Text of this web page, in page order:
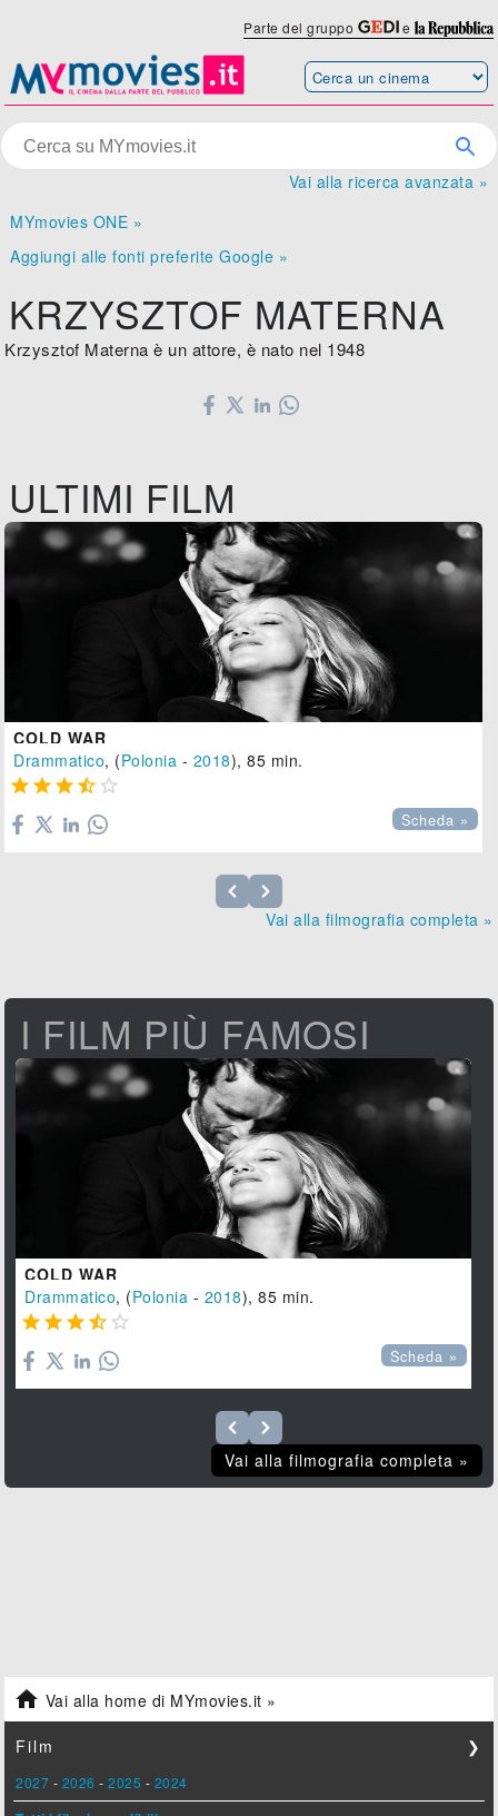
Parte del gruppo e
Vai alla ricerca avanzata »
MYmovies ONE »
Aggiungi alle fonti preferite Google »
KRZYSZTOF MATERNA
Krzysztof Materna è un attore, è nato nel 1948
ULTIMI FILM
COLD WAR
Drammatico, (Polonia - 2018), 85 min.
    
Scheda »
Vai alla filmografia completa »
I FILM PIÙ FAMOSI
COLD WAR
Drammatico, (Polonia - 2018), 85 min.
    
Scheda »
Vai alla filmografia completa »
 Vai alla home di MYmovies.it »
Film ❯
2027 - 2026 -2025 - 2024